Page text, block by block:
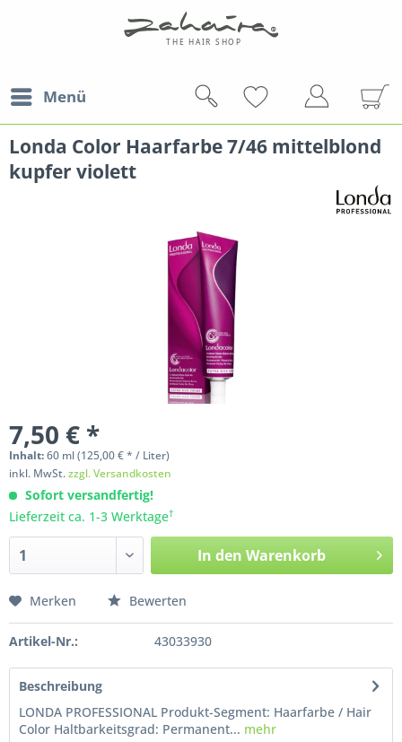
Menü
Londa Color Haarfarbe 7/46 mittelblond
kupfer violett
7,50 € *
Inhalt:60 ml(125,00 € * / Liter)
inkl. MwSt.zzgl. Versandkosten
Sofort versandfertig!
Lieferzeit ca. 1-3 Werktage†
In den Warenkorb
Merken Bewerten
Artikel-Nr.: 43033930
Beschreibung
LONDA PROFESSIONAL Produkt-Segment: Haarfarbe / Hair
Color Haltbarkeitsgrad: Permanent... mehr